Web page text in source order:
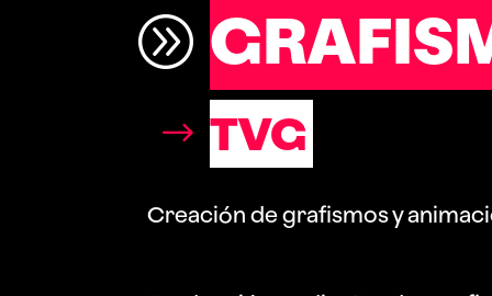
TVG
Creación de grafismos y